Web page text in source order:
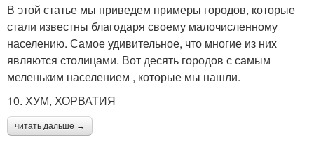
В этой статье мы приведем примеры городов, которые
стали известны благодаря своему малочисленному
населению. Самое удивительное, что многие из них
являются столицами. Вот десять городов с самым
меленьким населением , которые мы нашли.
10. ХУМ, ХОРВАТИЯ
читать дальше →